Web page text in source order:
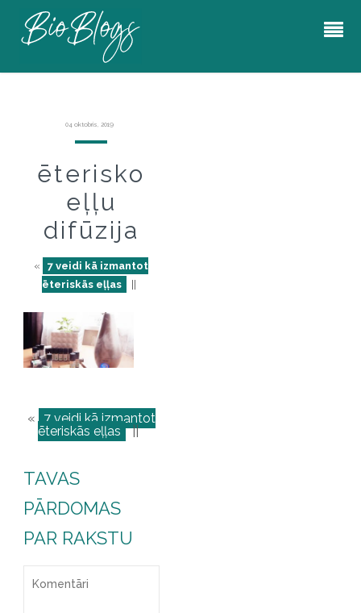
04 oktobris, 2019
ēterisko
eļļu
difūzija
«
7 veidi kā izmantot
ēteriskās eļļas
« 7 veidi kā izmantot
ēteriskās eļļas ||
TAVAS
PĀRDOMAS
PAR RAKSTU